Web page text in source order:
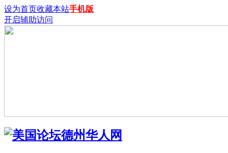
设为首页收藏本站手机版
开启辅助访问